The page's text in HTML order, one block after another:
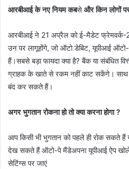
आरबीआई के नए नियम कबसेऔर किन लोगों
आरबीआई ने 21 अप्रैल को ई-मैडेट फ्रेमवर्क-
उन पर लागूहोंगे, जो ऑटो डेबिट, यूपीआई
हैं।सबसे बड़ा फायदा क्या है? बैंक या संबंधित
ग्राहक के खाते से रकम नहीं काट सकेंगे। साथ
बंद कर सकते हैं।
अगर भुगतान रोकना हो तो क्या करना होगा ?
आप किसी भी भुगतान को पहले ही रोक सकते हैं
देख सकते हैं ऑटो-पे मैंडेअपना यूपीआई ऐप
सेटिंग्स पर जाएं